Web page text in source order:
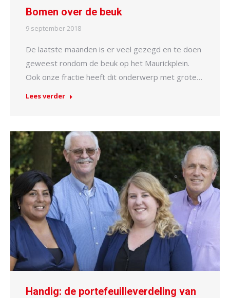
Bomen over de beuk
9 september 2018
De laatste maanden is er veel gezegd en te doen
geweest rondom de beuk op het Maurickplein.
Ook onze fractie heeft dit onderwerp met grote…
Lees verder
Handig: de portefeuilleverdeling van